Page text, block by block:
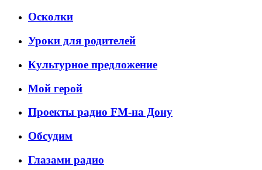
Осколки
Уроки для родителей
Культурное предложение
Мой герой
Проекты радио FM-на Дону
Обсудим
Глазами радио